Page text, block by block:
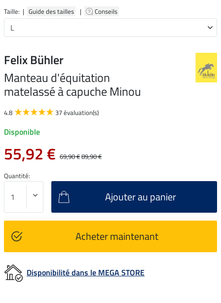
Taille: | Guide des tailles | Conseils
Felix Bühler
Manteau d'équitation
matelassé à capuche Minou
4.8 37 évaluation(s)
Disponible
55,92 € 69,90 €89,90 €
Quantité:
Ajouter au panier
Acheter maintenant
Disponibilité dans le MEGA STORE